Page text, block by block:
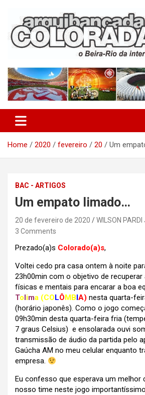
content
Arquibancada
Home 2020 fevereiro 20 Um
BAC - ARTIGOS
Um empato limado…
20 de fevereiro de 2020
WILSON PARDI
3 Comments
Prezado(a)s Colorado(a)s,
Voltei cedo pra casa ontem à noite
23h00min com o objetivo de recuperar
físicas e mentais para encarar a boa
Tolima (COLÔMBIA) nesta quarta-
(horário japonês). Como o jogo
09h30min desta quarta-feira fria
7 graus Celsius) e ensolarada ouvi
transmissão de áudio da partida pelo
Gaúcha AM no meu celular enquanto
empresa.
Eu confesso que esperava um melhor
nosso time neste jogo